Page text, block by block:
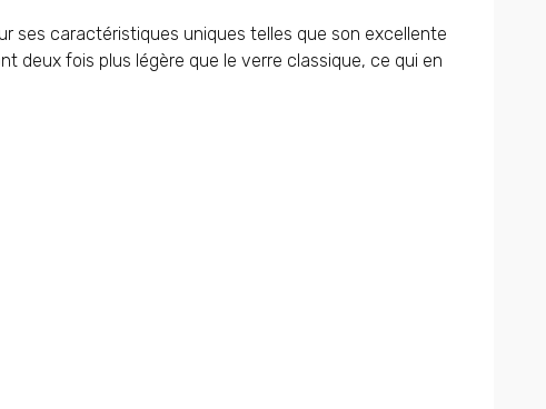
ses caractéristiques uniques telles que son excellente
deux fois plus légère que le verre classique, ce qui en